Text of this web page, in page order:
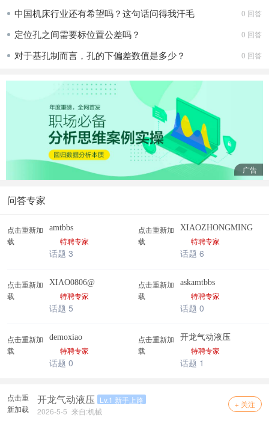
0 回答
中国机床行业还有希望吗？这句话问得我汗毛
0 回答
定位孔之间需要标位置公差吗？
0 回答
对于基孔制而言，孔的下偏差数值是多少？
广告
问答专家
点击重新加
载
amtbbs
特聘专家
话题 3
点击重新加
载
XIAOZHONGMING
特聘专家
话题 6
点击重新加
载
XIAO0806@
特聘专家
话题 5
点击重新加
载
askamtbbs
特聘专家
话题 0
点击重新加
载
demoxiao
特聘专家
话题 0
点击重新加
载
开龙气动液压
特聘专家
话题 1
点击重
新加载
开龙气动液压 Lv.1 新手上路
2026-5-5 来自:机械
+ 关注